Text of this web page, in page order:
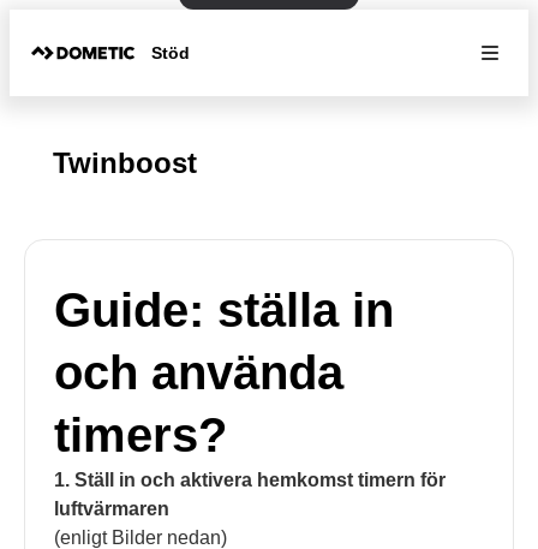
Stöd
Twinboost
Guide: ställa in
och använda
timers?
1. Ställ in och aktivera hemkomst timern för
luftvärmaren
(enligt Bilder nedan)